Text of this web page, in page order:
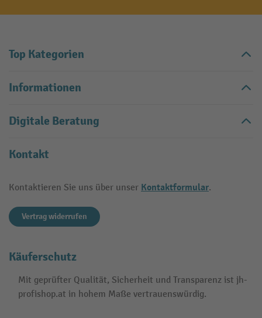
Top Kategorien
Informationen
Digitale Beratung
Kontakt
Kontaktieren Sie uns über unser Kontaktformular.
Vertrag widerrufen
Käuferschutz
Mit geprüfter Qualität, Sicherheit und Transparenz ist jh-
profishop.at in hohem Maße vertrauenswürdig.